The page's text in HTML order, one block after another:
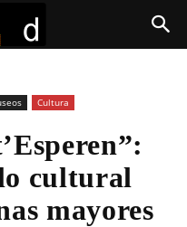
Cultura
cultural
mayores